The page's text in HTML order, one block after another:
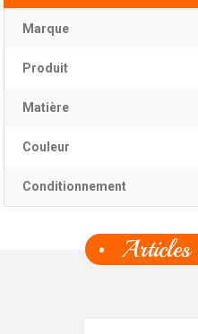
Marque
Produit
Matière
Couleur
Conditionnement
Articles